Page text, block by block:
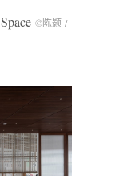
©陈颢 /